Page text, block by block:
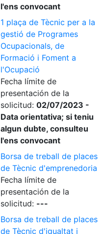
l'ens convocant
1 plaça de Tècnic per a la
gestió de Programes
Ocupacionals, de
Formació i Foment a
l'Ocupació
Fecha límite de
presentación de la
solicitud: 02/07/2023 -
Data orientativa; si teniu
algun dubte, consulteu
l'ens convocant
Borsa de treball de places
de Tècnic d'emprenedoria
Fecha límite de
presentación de la
solicitud: ---
Borsa de treball de places
de Tècnic d'igualtat i